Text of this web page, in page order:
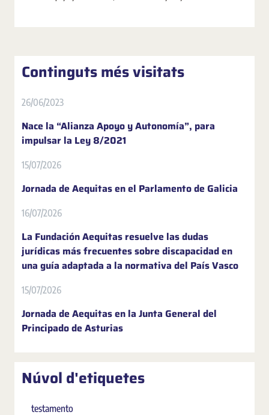
Continguts més visitats
26/06/2023
Nace la “Alianza Apoyo y Autonomía”, para
impulsar la Ley 8/2021
15/07/2026
Jornada de Aequitas en el Parlamento de Galicia
16/07/2026
La Fundación Aequitas resuelve las dudas
jurídicas más frecuentes sobre discapacidad en
una guía adaptada a la normativa del País Vasco
15/07/2026
Jornada de Aequitas en la Junta General del
Principado de Asturias
Núvol d'etiquetes
testamento